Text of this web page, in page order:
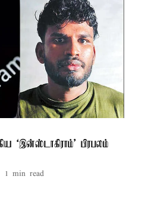
‘இன்ஸ்டாகிராம்’ பிரபலம்
1 min read